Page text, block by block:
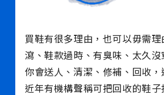
買鞋有很多理由，也可以毋需
瀉、鞋款過時、有臭味、太久沒
你會送人、清潔、修補、回收，
近年有機構聲稱可把回收的鞋